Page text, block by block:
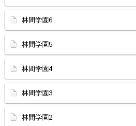
林間学園6
林間学園5
林間学園4
林間学園3
林間学園2